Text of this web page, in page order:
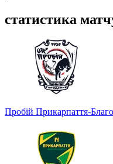
статистика
Пробій Прикарпаття-Благо